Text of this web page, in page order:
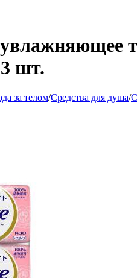
шт.
за телом/Средства для душа/